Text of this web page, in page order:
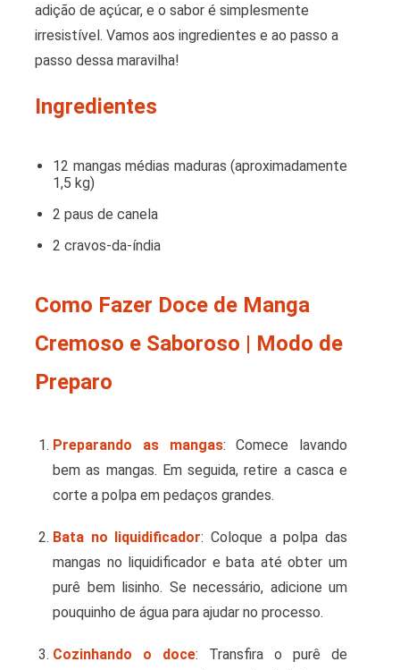
adição de açúcar, e o sabor é simplesmente
irresistível. Vamos aos ingredientes e ao passo a
passo dessa maravilha!
Ingredientes
12 mangas médias maduras (aproximadamente
1,5 kg)
2 paus de canela
2 cravos-da-índia
Como Fazer Doce de Manga
Cremoso e Saboroso | Modo de
Preparo
Preparando as mangas: Comece lavando
bem as mangas. Em seguida, retire a casca e
corte a polpa em pedaços grandes.
Bata no liquidificador: Coloque a polpa das
mangas no liquidificador e bata até obter um
purê bem lisinho. Se necessário, adicione um
pouquinho de água para ajudar no processo.
Cozinhando o doce: Transfira o purê de